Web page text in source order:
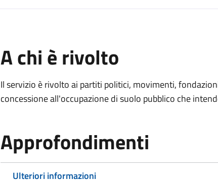
A chi è rivolto
Il servizio è rivolto ai partiti politici, movimenti,
concessione all'occupazione di suolo pubblico che
Approfondimenti
Ulteriori informazioni